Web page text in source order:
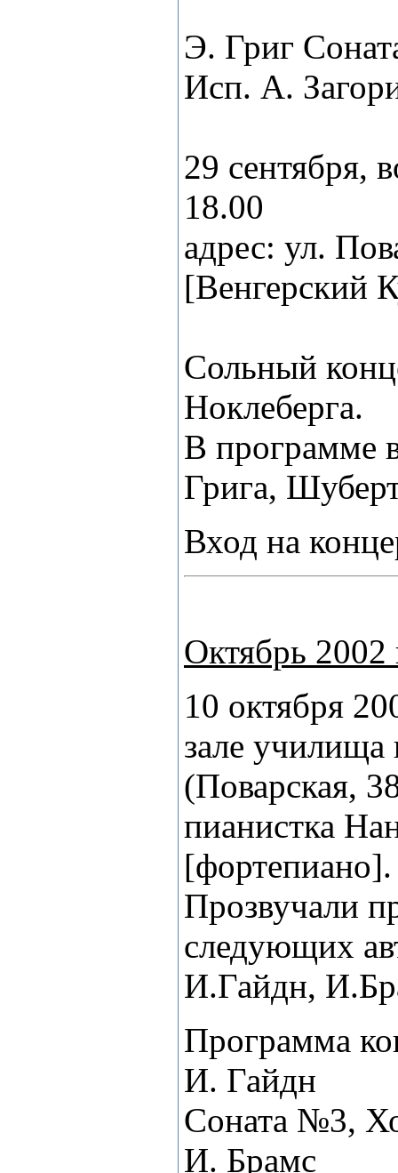
Э. Григ
Исп. А.
29 сентября,
18.00
адрес: ул.
[Венгерский
Сольный
Ноклеберга.
В программе
Грига,
Вход на
Октябрь 2002
10 октября
зале
(Поварская,
пианистка
[фортепиано].
Прозвучали
следующих
И.Гайдн,
Программа
И. Гайдн
Соната №3,
И. Брамс